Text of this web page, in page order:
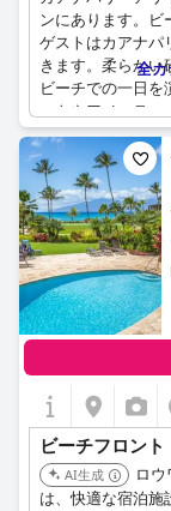
す。
ンにあります。ビ
ゲストはカアナパ
きます。柔らか
ビーチでの一日
ートやアメニテ
やショップに囲ま
に、ホテルではシ
レンタルを手頃な
は、ビーチの素晴
ことができます。
たが、全体的なビ
族連れは、敷地内
しみいただけます
ョンは、カアナパ
適な選択肢にして
全カ
ビーチフロント
AI生成
ロ
は、快適な宿泊施